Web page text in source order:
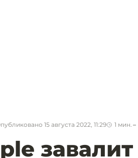
15 августа 2022, 11:29 1 мин.
завалит